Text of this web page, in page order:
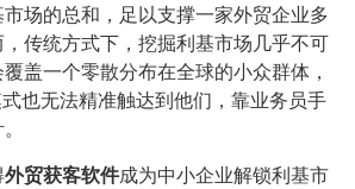
场的总和，足以支撑一家外贸企业多
传统方式下，挖掘利基市场几乎不可
盖一个零散分布在全球的小众群体，
也无法精准触达到他们，靠业务员手
外贸获客软件成为中小企业解锁利基市